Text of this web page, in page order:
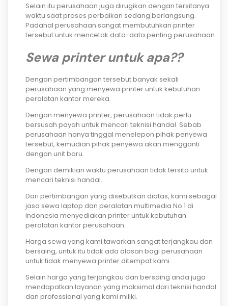
Selain itu perusahaan juga dirugikan dengan tersitanya
waktu saat proses perbaikan sedang berlangsung.
Padahal perusahaan sangat membutuhkan printer
tersebut untuk mencetak data-data penting perusahaan.
Sewa printer untuk apa??
Dengan pertimbangan tersebut banyak sekali
perusahaan yang menyewa printer untuk kebutuhan
peralatan kantor mereka.
Dengan menyewa printer, perusahaan tidak perlu
bersusah payah untuk mencari teknisi handal. Sebab
perusahaan hanya tinggal menelepon pihak penyewa
tersebut, kemudian pihak penyewa akan mengganti
dengan unit baru.
Dengan demikian waktu perusahaan tidak tersita untuk
mencari teknisi handal.
Dari pertimbangan yang disebutkan diatas, kami sebagai
jasa sewa laptop dan peralatan multimedia No.1 di
indonesia menyediakan printer untuk kebutuhan
peralatan kantor perusahaan.
Harga sewa yang kami tawarkan sangat terjangkau dan
bersaing, untuk itu tidak ada alasan bagi perusahaan
untuk tidak menyewa printer ditempat kami.
Selain harga yang terjangkau dan bersaing anda juga
mendapatkan layanan yang maksimal dari teknisi handal
dan professional yang kami miliki.